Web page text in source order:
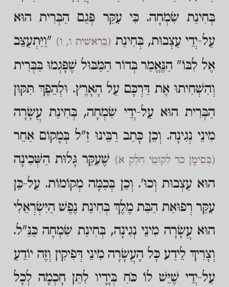
בְּחִינַת שִׂמְחָה. כִּי עִקַּר פְּגַם הַבְּרִית הוּא
עַל-יְדֵי עַצְבוּת, בְּחִינַת (בְּרֵאשִׁית ו, ו) "וַיִּתְעַצֵּב
אֶל לִבּוֹ" הַנֶּאֱמַר בְּדוֹר הַמַּבּוּל שֶׁפָּגְמוּ בַּבְּרִית
וְהִשְׁחִיתוּ אֶת דַּרְכָּם עַל הָאָרֶץ. וּלְהֵפֶךְ תִּקּוּן
הַבְּרִית הוּא עַל-יְדֵי שִׂמְחָה, בְּחִינַת עֲשָׂרָה
מִינֵי נְגִינָה. וְכֵן כָּתַב רַבֵּינוּ זַ"ל בְּמָקוֹם אַחֵר
(בְּסִימָן כד לִקּוּטֵי חֵלֶק א) שֶׁעִקַּר גָּלוּת הַשְּׁכִינָה
הוּא עַצְבוּת וְכוּ'. וְכֵן בְּכַמָּה מְקוֹמוֹת. עַל-כֵּן
עִקַּר רְפוּאַת הַבַּת מֶלֶךְ בְּחִינַת נֶפֶשׁ הַיִּשְׂרְאֵלִי
הוּא עֲשָׂרָה מִינֵי נְגִינָה, בְּחִינַת שִׂמְחָה כַּנַּ"ל.
וְצָרִיךְ לֵידַע כָּל הָעֲשָׂרָה מִינֵי דְּפִיקִין וְזֶה יוֹדֵעַ
עַל-יְדֵי שֶׁיֵּשׁ לוֹ כֹּחַ בְּיָדָיו לִתֵּן חָכְמָה לְכָל